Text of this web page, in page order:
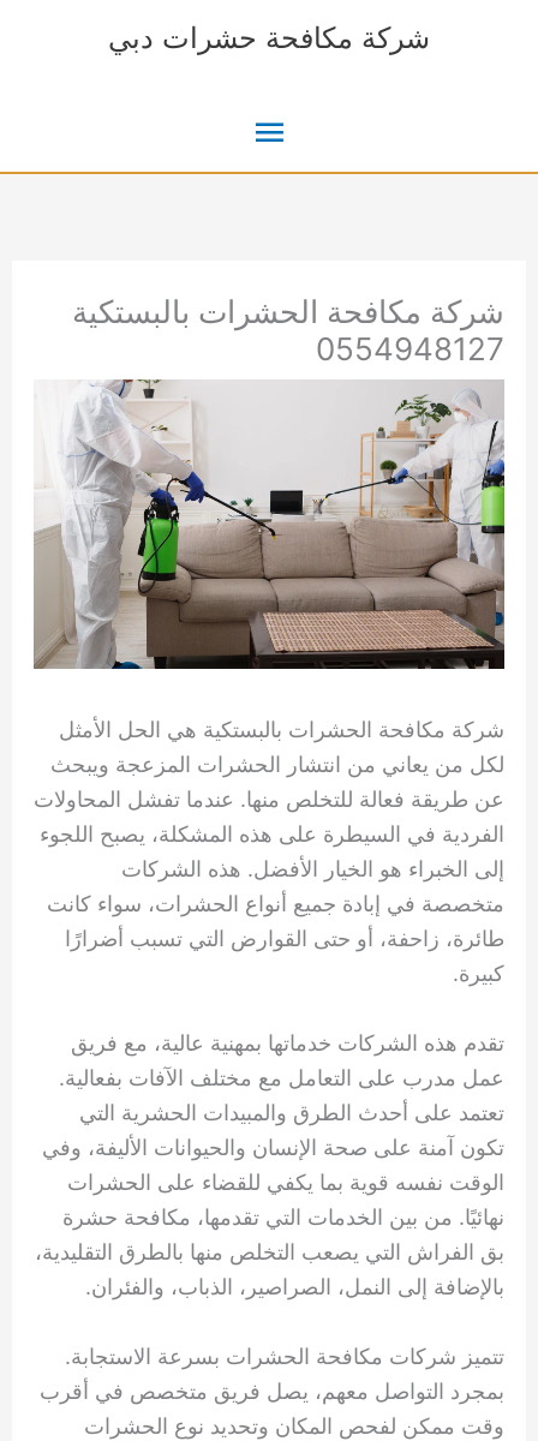
شركة مكافحة حشرات دبي
القائمة
شركة مكافحة الحشرات بالبستكية
0554948127
شركة مكافحة الحشرات بالبستكية هي الحل الأمثل
لكل من يعاني من انتشار الحشرات المزعجة ويبحث
عن طريقة فعالة للتخلص منها. عندما تفشل المحاولات
الفردية في السيطرة على هذه المشكلة، يصبح اللجوء
إلى الخبراء هو الخيار الأفضل. هذه الشركات
متخصصة في إبادة جميع أنواع الحشرات، سواء كانت
طائرة، زاحفة، أو حتى القوارض التي تسبب أضرارًا
كبيرة.
تقدم هذه الشركات خدماتها بمهنية عالية، مع فريق
عمل مدرب على التعامل مع مختلف الآفات بفعالية.
تعتمد على أحدث الطرق والمبيدات الحشرية التي
تكون آمنة على صحة الإنسان والحيوانات الأليفة، وفي
الوقت نفسه قوية بما يكفي للقضاء على الحشرات
نهائيًا. من بين الخدمات التي تقدمها، مكافحة حشرة
بق الفراش التي يصعب التخلص منها بالطرق التقليدية،
بالإضافة إلى النمل، الصراصير، الذباب، والفئران.
تتميز شركات مكافحة الحشرات بسرعة الاستجابة.
بمجرد التواصل معهم، يصل فريق متخصص في أقرب
وقت ممكن لفحص المكان وتحديد نوع الحشرات